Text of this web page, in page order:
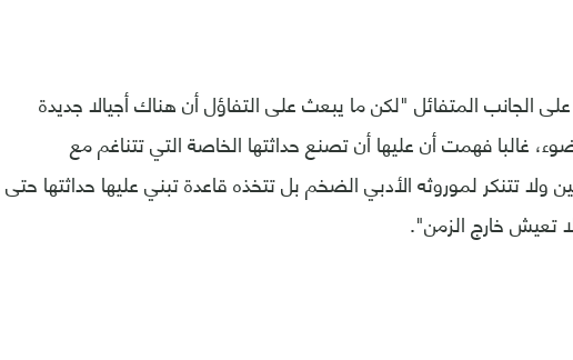
الجانب المتفائل "لكن ما يبعث على التفاؤل أن هناك أجيالا جديدة
غالبا فهمت أن عليها أن تصنع حداثتها الخاصة التي تتناغم مع
تتنكر لموروثه الأدبي الضخم بل تتخذه قاعدة تبني عليها حداثتها حتى
تعيش خارج الزمن".